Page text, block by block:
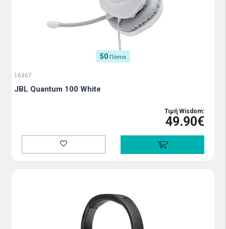
50 Πόντοι
16367
JBL Quantum 100 White
Τιμή Wisdom:
49.90€